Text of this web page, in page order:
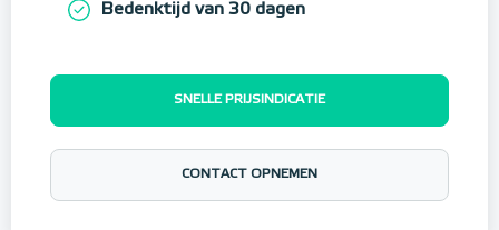
Bedenktijd van 30 dagen
SNELLE PRIJSINDICATIE
CONTACT OPNEMEN